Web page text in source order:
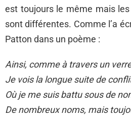
est toujours le même mais
sont différentes. Comme l’a
Patton dans un poème :
Ainsi, comme à travers un
Je vois la longue suite de
Où je me suis battu sous de
De nombreux noms, mais